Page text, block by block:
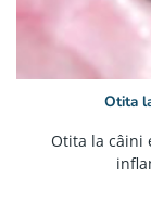
Otita
Otita la câini